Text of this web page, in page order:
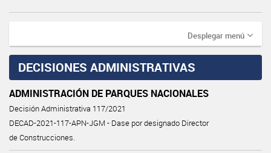
Desplegar menú
DECISIONES ADMINISTRATIVAS
ADMINISTRACIÓN DE PARQUES NACIONALES
Decisión Administrativa 117/2021
DECAD-2021-117-APN-JGM - Dase por designado Director
de Construcciones.